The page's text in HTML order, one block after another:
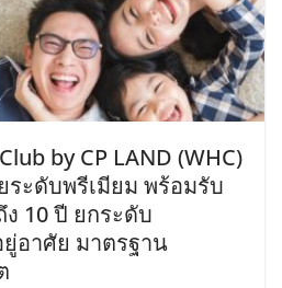
by CP LAND (WHC)
ระดับพรีเมียม พร้อมรับ
10 ปี ยกระดับ
อาศัย มาตรฐาน